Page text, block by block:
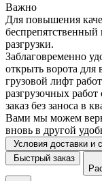
Важно
Для повышения
разгрузки.
Заблаговременно
открыть ворота для
грузовой лифт
разгрузочных
заказ без заноса в
Вами мы можем
вновь в другой
Условия доставки и
Быстрый заказ